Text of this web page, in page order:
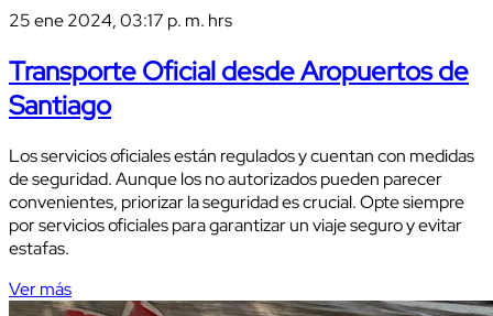
25 ene 2024, 03:17 p. m. hrs
Transporte Oficial desde Aropuertos de
Santiago
Los servicios oficiales están regulados y cuentan con medidas
de seguridad. Aunque los no autorizados pueden parecer
convenientes, priorizar la seguridad es crucial. Opte siempre
por servicios oficiales para garantizar un viaje seguro y evitar
estafas.
Ver más